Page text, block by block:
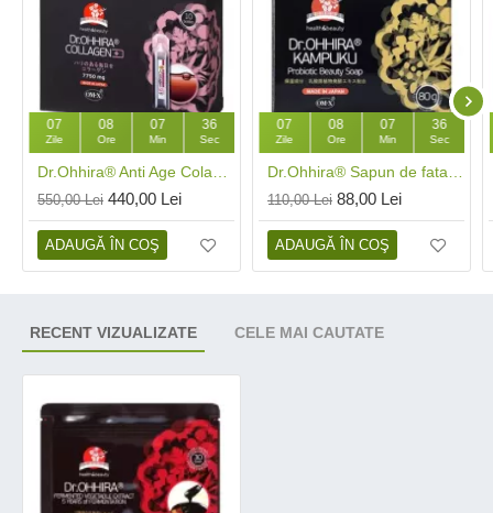
07
Zile
08
Ore
07
Min
35
Sec
550,00 Lei 440,00 Lei
ADAUGĂ ÎN COŞ
07
Zile
08
Ore
07
Min
35
Sec
110,00 Lei 88,00 Lei
ADAUGĂ ÎN COŞ
RECENT VIZUALIZATE CELE MAI CAUTATE